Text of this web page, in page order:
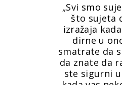
„Svi smo
što sujeta
izražaja
dirne u
smatrate da
da znate da
ste sigurni